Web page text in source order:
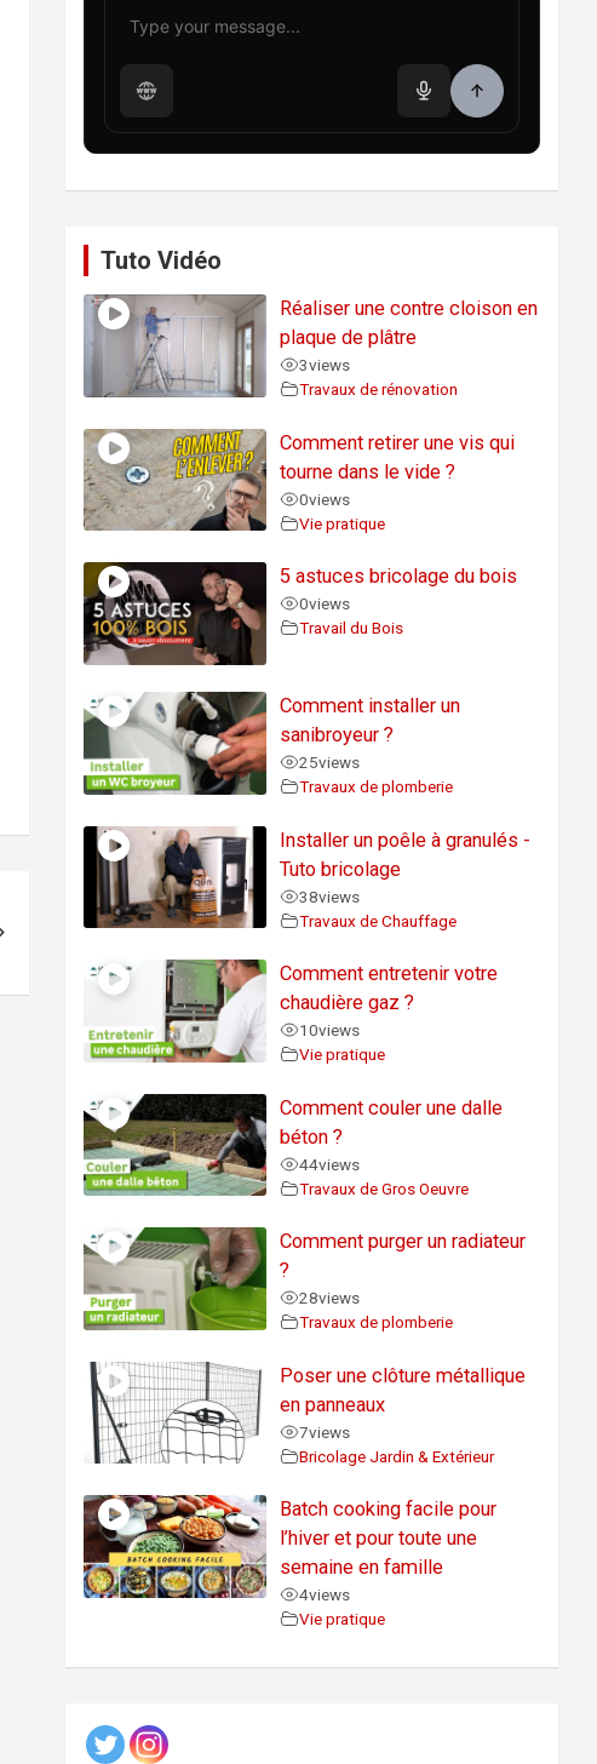
Tuto Vidéo
Réaliser une contre cloison en
plaque de plâtre
3views
Travaux de rénovation
Comment retirer une vis qui
tourne dans le vide ?
0views
Vie pratique
5 astuces bricolage du bois
0views
Travail du Bois
Comment installer un
sanibroyeur ?
25views
Travaux de plomberie
Installer un poêle à granulés -
Tuto bricolage
38views
Travaux de Chauffage
Comment entretenir votre
chaudière gaz ?
10views
Vie pratique
Comment couler une dalle
béton ?
44views
Travaux de Gros Oeuvre
Comment purger un radiateur
?
28views
Travaux de plomberie
Poser une clôture métallique
en panneaux
7views
Bricolage Jardin & Extérieur
Batch cooking facile pour
l’hiver et pour toute une
semaine en famille
4views
Vie pratique